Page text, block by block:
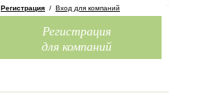
Регистрация / Вход для компаний
Регистрация
для компаний